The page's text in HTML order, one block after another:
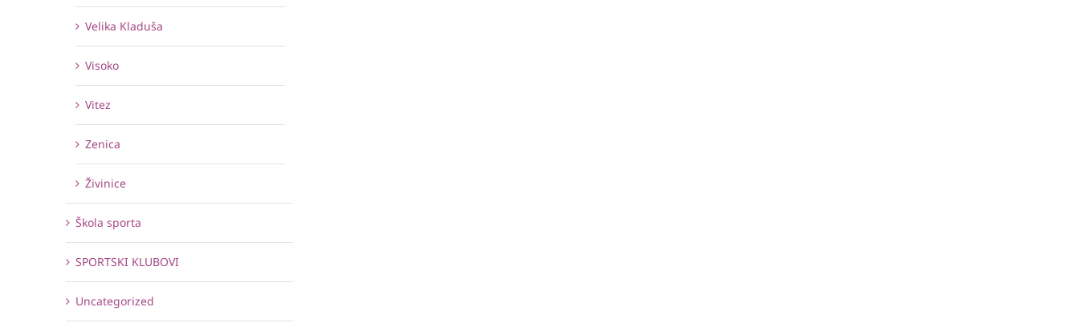
Velika Kladuša
Visoko
Vitez
Zenica
Živinice
Škola sporta
SPORTSKI KLUBOVI
Uncategorized